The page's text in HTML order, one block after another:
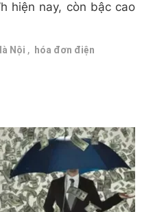
hiện nay, còn bậc cao
Nội , hóa đơn điện